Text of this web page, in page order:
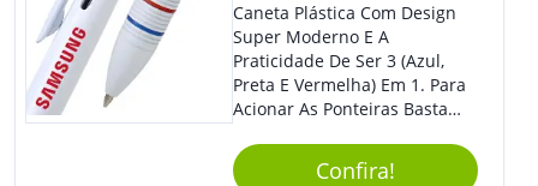
Caneta Plástica Com Design
Super Moderno E A
Praticidade De Ser 3 (Azul,
Preta E Vermelha) Em 1. Para
Acionar As Ponteiras Basta
Baixo.
Confira!